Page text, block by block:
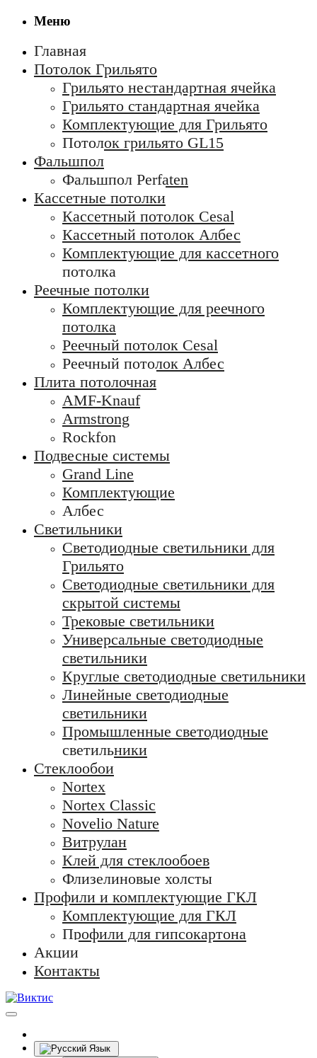
Меню
Главная
Потолок Грильято
Грильято нестандартная ячейка
Грильято стандартная ячейка
Комплектующие для Грильято
Потолок грильято GL15
Фальшпол
Фальшпол Perfaten
Кассетные потолки
Кассетный потолок Cesal
Кассетный потолок Албес
Комплектующие для кассетного
потолка
Реечные потолки
Комплектующие для реечного
потолка
Реечный потолок Cesal
Реечный потолок Албес
Плита потолочная
AMF-Knauf
Armstrong
Rockfon
Подвесные системы
Grand Line
Комплектующие
Албес
Светильники
Светодиодные светильники для
Грильято
Светодиодные светильники для
скрытой системы
Трековые светильники
Универсальные светодиодные
светильники
Круглые светодиодные светильники
Линейные светодиодные
светильники
Промышленные светодиодные
светильники
Стеклообои
Nortex
Nortex Classic
Novelio Nature
Витрулан
Клей для стеклообоев
Флизелиновые холсты
Профили и комплектующие ГКЛ
Комплектующие для ГКЛ
Профили для гипсокартона
Акции
Контакты
Язык